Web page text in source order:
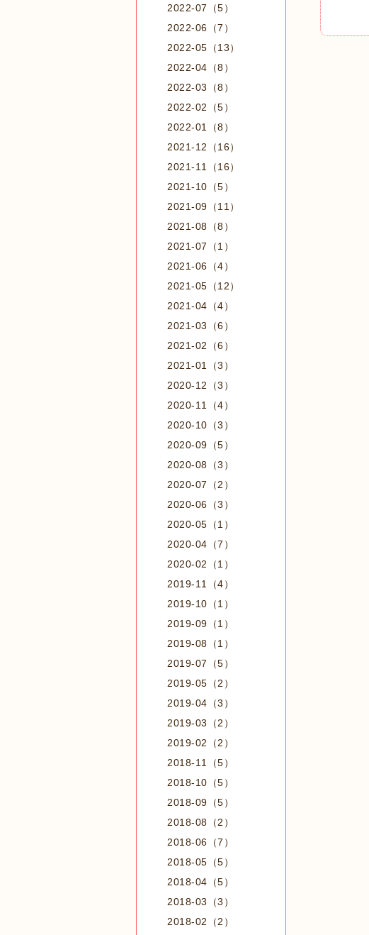
2022-07（5）
2022-06（7）
2022-05（13）
2022-04（8）
2022-03（8）
2022-02（5）
2022-01（8）
2021-12（16）
2021-11（16）
2021-10（5）
2021-09（11）
2021-08（8）
2021-07（1）
2021-06（4）
2021-05（12）
2021-04（4）
2021-03（6）
2021-02（6）
2021-01（3）
2020-12（3）
2020-11（4）
2020-10（3）
2020-09（5）
2020-08（3）
2020-07（2）
2020-06（3）
2020-05（1）
2020-04（7）
2020-02（1）
2019-11（4）
2019-10（1）
2019-09（1）
2019-08（1）
2019-07（5）
2019-05（2）
2019-04（3）
2019-03（2）
2019-02（2）
2018-11（5）
2018-10（5）
2018-09（5）
2018-08（2）
2018-06（7）
2018-05（5）
2018-04（5）
2018-03（3）
2018-02（2）